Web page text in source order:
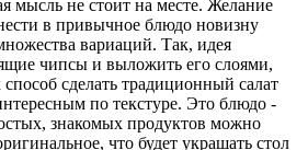
мысль не стоит на месте. Желание
в привычное блюдо новизну
вариаций. Так, идея
чипсы и выложить его слоями,
сделать традиционный салат
по текстуре. Это блюдо -
знакомых продуктов можно
что будет украшать стол